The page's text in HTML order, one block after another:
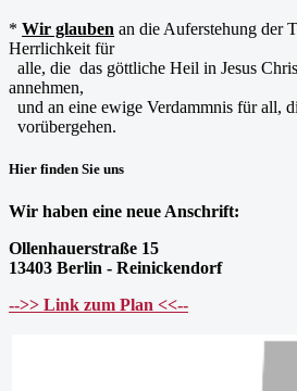
* Wir glauben an die Auferstehung der
Herrlichkeit für
alle, die das göttliche Heil in Jesus
annehmen,
und an eine ewige Verdammnis für all,
vorübergehen.
Hier finden Sie uns
Wir haben eine neue Anschrift:
Ollenhauerstraße 15
13403 Berlin - Reinickendorf
-->> Link zum Plan <<--